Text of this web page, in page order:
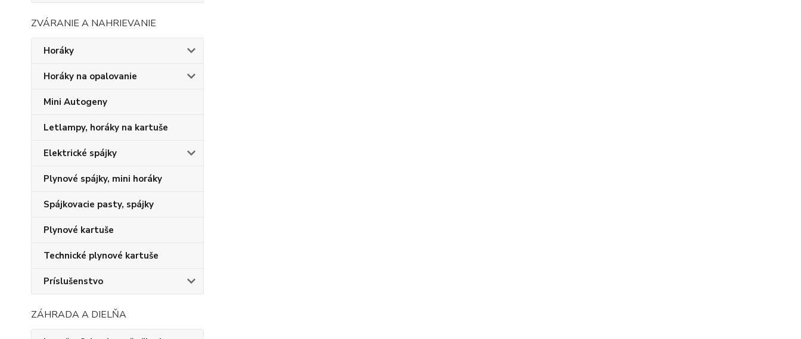
ZVÁRANIE A NAHRIEVANIE
Horáky
Horáky na opalovanie
Mini Autogeny
Letlampy, horáky na kartuše
Elektrické spájky
Plynové spájky, mini horáky
Spájkovacie pasty, spájky
Plynové kartuše
Technické plynové kartuše
Príslušenstvo
ZÁHRADA A DIELŇA